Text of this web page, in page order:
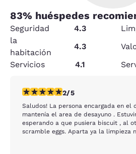
83% huéspedes
Seguridad 4.3
la
habitación
4.3
Servicios
4.1
calificación de 2 estrellas. Feria. 1
2/5
Saludos! La persona encargada en el
mantenía el area de desayuno .
esperando a que pusiera biscuit , al
scramble eggs. Aparta ya la limpieza